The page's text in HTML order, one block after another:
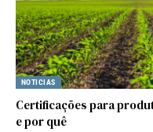
NOTICIAS
Certificações para
e por quê